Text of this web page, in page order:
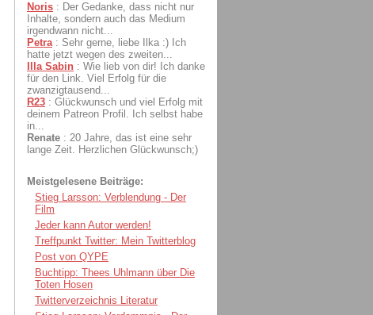
Noris : Der Gedanke, dass nicht nur
Inhalte, sondern auch das Medium
irgendwann nicht...
Petra : Sehr gerne, liebe Ilka :) Ich
hatte jetzt wegen des zweiten...
Illa Sabin : Wie lieb von dir! Ich danke
für den Link. Viel Erfolg für die
zwanzigtausend...
R23 : Glückwunsch und viel Erfolg mit
deinem Patreon Profil. Ich selbst habe
in...
Renate : 20 Jahre, das ist eine sehr
lange Zeit. Herzlichen Glückwunsch;)
Meistgelesene Beiträge:
Stieg Larsson: Verblendung - Der
Film
Jeder kann Autor werden!
Treffpunkt Twitter: Mein Twitterblog
Post von QYPE
Buchtipp: Thees Uhlmann über Die
Toten Hosen
Twitterverzeichnis Literatur